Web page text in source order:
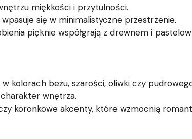
miękkości i przytulności.
się w minimalistyczne przestrzenie.
pięknie współgrają z drewnem i
kolorach beżu, szarości, oliwki czy
wnętrza.
koronkowe akcenty, które wzmocnią